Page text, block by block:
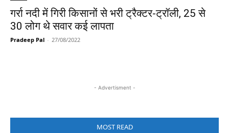
गर्रा नदी में गिरी किसानों से भरी ट्रैक्टर-ट्रॉली, 25 से
30 लोग थे सवार कई लापता
Pradeep Pal - 27/08/2022
- Advertisment -
MOST READ